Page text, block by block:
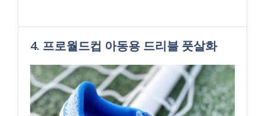
4. 프로월드컵 아동용 드리블 풋살화